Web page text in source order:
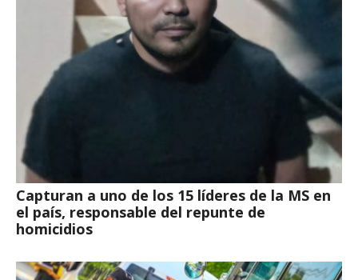
Capturan a uno de los 15 líderes de la MS en
el país, responsable del repunte de
homicidios